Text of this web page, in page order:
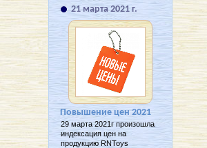
21 марта 2021 г.
Повышение цен 2021
29 марта 2021г произошла
индексация цен на
продукцию RNToys